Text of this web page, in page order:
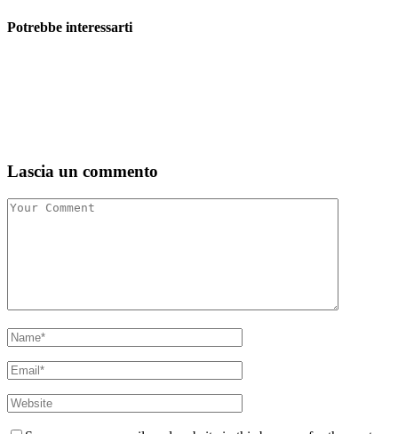
Potrebbe interessarti
Lascia un commento